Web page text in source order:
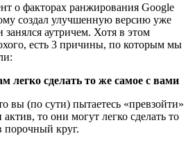
о факторах ранжирования Google
создал улучшенную версию уже
аутричем. Хотя в этом
есть 3 причины, по которым мы
легко сделать то же самое с вами
вы (по сути) пытаетесь «превзойти»
то они могут легко сделать то
порочный круг.